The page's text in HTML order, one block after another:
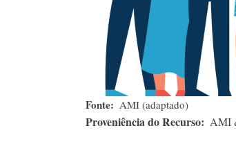
Fonte AMI (adaptado)
Proveniência do Recurso AMI